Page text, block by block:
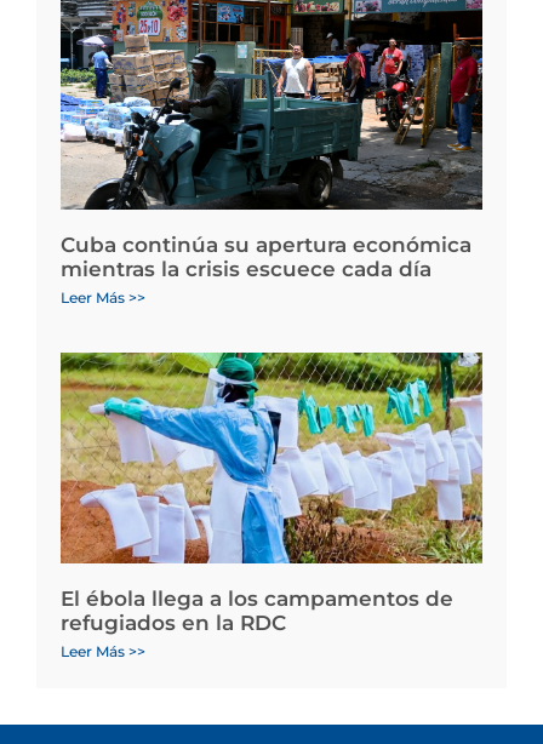
Cuba continúa su apertura económica
mientras la crisis escuece cada día
Leer Más >>
El ébola llega a los campamentos de
refugiados en la RDC
Leer Más >>